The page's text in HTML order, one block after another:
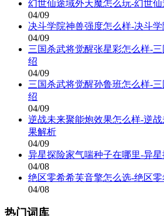
幻世仙途域外天魔怎么玩-幻世
04/09
决斗学院神兽强度怎么样-决斗
04/09
三国杀武将觉醒张星彩怎么样-
绍
04/09
三国杀武将觉醒孙鲁班怎么样-
绍
04/09
逆战未来聚能炮效果怎么样-逆
果解析
04/09
异星探险家气喘种子在哪里-异
04/08
绝区零希希芙音擎怎么选-绝区
04/08
热门词库